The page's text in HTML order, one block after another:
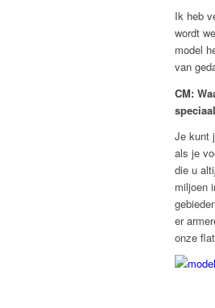
Ik heb
wordt
model
van
CM:
Je kunt
als je
die u
miljoen
er
onze